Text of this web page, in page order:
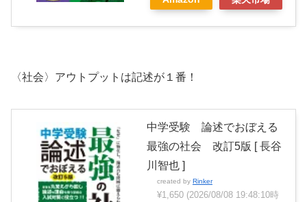
〈社会〉アウトプットは記述が１番！
中学受験 論述でおぼえる
最強の社会 改訂5版 [ 長谷
川智也 ]
created by Rinker
¥1,650 (2026/08/08 19:48:10時